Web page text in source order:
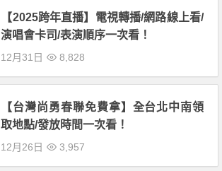
【2025跨年直播】電視轉播/網路線上看/
演唱會卡司/表演順序一次看！
12月31日 8,828
【台灣尚勇春聯免費拿】全台北中南領
取地點/發放時間一次看！
12月26日 3,957